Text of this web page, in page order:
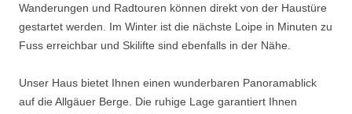
Wanderungen und Radtouren können direkt von der Haustüre
gestartet werden. Im Winter ist die nächste Loipe in Minuten zu
Fuss erreichbar und Skilifte sind ebenfalls in der Nähe.
Unser Haus bietet Ihnen einen wunderbaren Panoramablick
auf die Allgäuer Berge. Die ruhige Lage garantiert Ihnen